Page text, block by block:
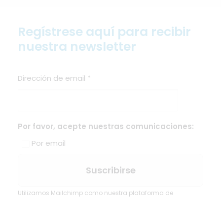
Regístrese aquí para recibir
nuestra newsletter
Dirección de email *
Por favor, acepte nuestras comunicaciones:
Por email
Utilizamos Mailchimp como nuestra plataforma de